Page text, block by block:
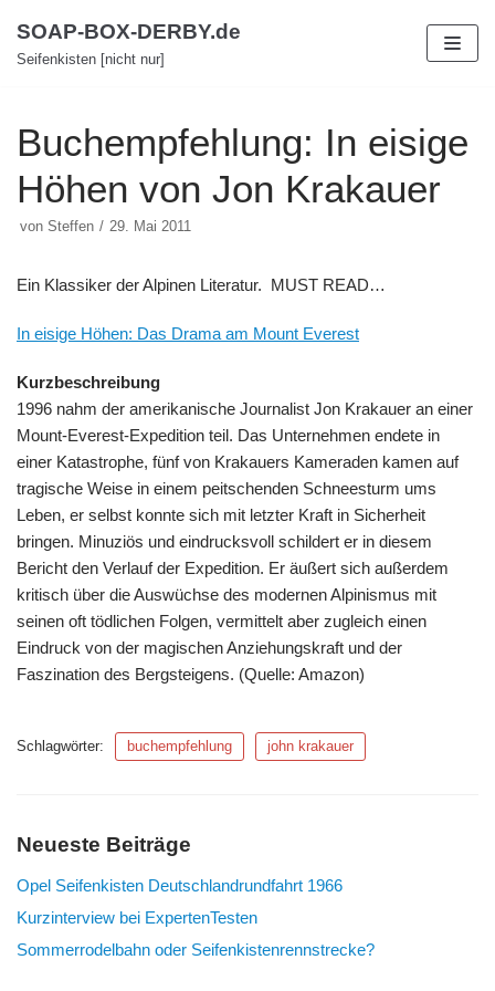
Zum
Inhalt
SOAP-BOX-DERBY.de
Seifenkisten [nicht nur]
Buchempfehlung: In eisige
Höhen von Jon Krakauer
von Steffen 29. Mai 2011
Ein Klassiker der Alpinen Literatur. MUST READ…
In eisige Höhen: Das Drama am Mount Everest
Kurzbeschreibung
1996 nahm der amerikanische Journalist Jon Krakauer an einer
Mount-Everest-Expedition teil. Das Unternehmen endete in
einer Katastrophe, fünf von Krakauers Kameraden kamen auf
tragische Weise in einem peitschenden Schneesturm ums
Leben, er selbst konnte sich mit letzter Kraft in Sicherheit
bringen. Minuziös und eindrucksvoll schildert er in diesem
Bericht den Verlauf der Expedition. Er äußert sich außerdem
kritisch über die Auswüchse des modernen Alpinismus mit
seinen oft tödlichen Folgen, vermittelt aber zugleich einen
Eindruck von der magischen Anziehungskraft und der
Faszination des Bergsteigens. (Quelle: Amazon)
Schlagwörter: buchempfehlung john krakauer
Neueste Beiträge
Opel Seifenkisten Deutschlandrundfahrt 1966
Kurzinterview bei ExpertenTesten
Sommerrodelbahn oder Seifenkistenrennstrecke?